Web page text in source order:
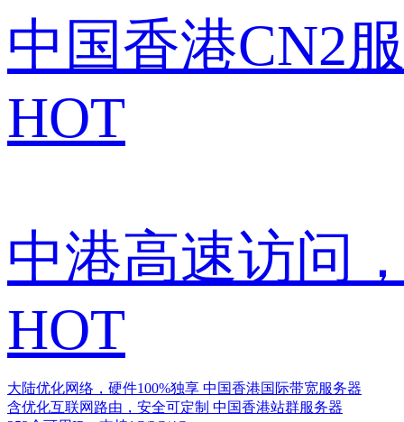
中国香港CN2
HOT
中港高速访问
HOT
大陆优化网络，硬件100%独享 中国香港国际带宽服务器
含优化互联网路由，安全可定制 中国香港站群服务器